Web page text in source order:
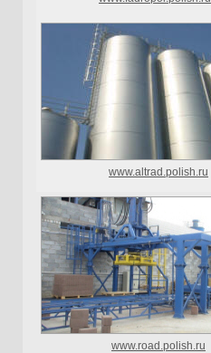
www.altrad.polish.ru
www.road.polish.ru